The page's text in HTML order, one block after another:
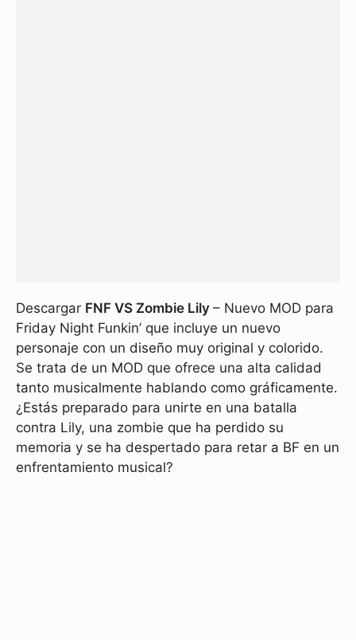
Descargar FNF VS Zombie Lily – Nuevo MOD para
Friday Night Funkin’ que incluye un nuevo
personaje con un diseño muy original y colorido.
Se trata de un MOD que ofrece una alta calidad
tanto musicalmente hablando como gráficamente.
¿Estás preparado para unirte en una batalla
contra Lily, una zombie que ha perdido su
memoria y se ha despertado para retar a BF en un
enfrentamiento musical?